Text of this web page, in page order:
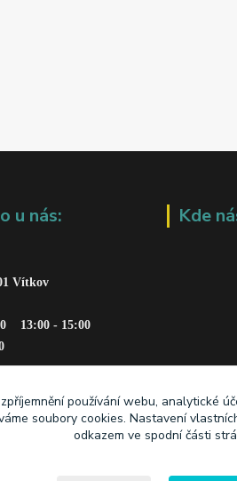
u nás:
Vítkov
13:00 - 15:00
Kde
používání webu, analytické
soubory cookies. Nastavení
odkazem ve spodní části